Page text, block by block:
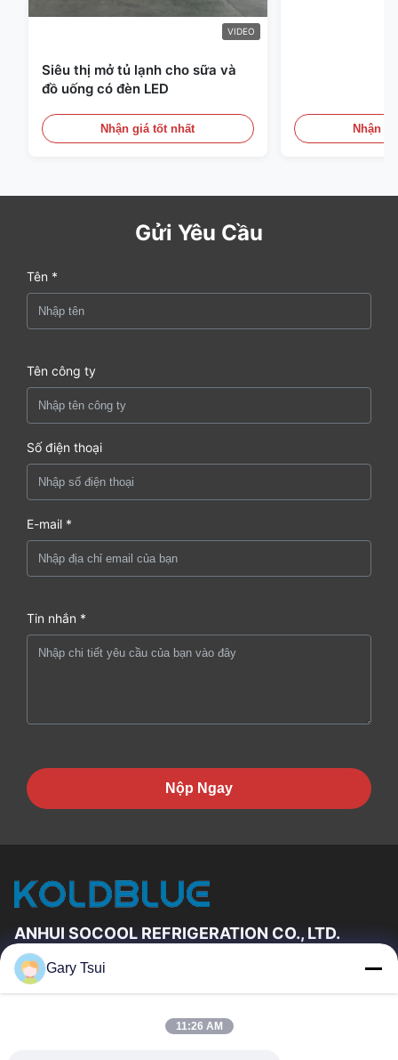
VIDEO
Siêu thị mở tủ lạnh cho sữa và
đồ uống có đèn LED
Nhận giá tốt nhất Nhận
Gửi Yêu Cầu
Tên *
Tên công ty
Số điện thoại
E-mail *
Tin nhắn *
Nộp Ngay
ANHUI SOCOOL REFRIGERATION CO., LTD.
Đường Dẫn Nhanh
Về Chúng Tôi
Gary Tsui
11:26 AM